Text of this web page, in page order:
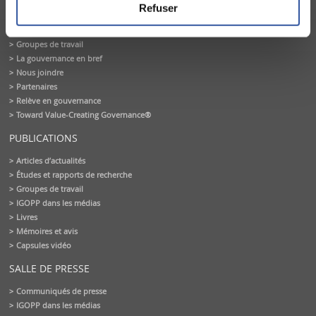
Refuser
Groupes de travail
La gouvernance en bref
Nous joindre
Partenaires
Relève en gouvernance
Toward Value-Creating Governance®
PUBLICATIONS
Articles d’actualités
Études et rapports de recherche
Groupes de travail
IGOPP dans les médias
Livres
Mémoires et avis
Capsules vidéo
SALLE DE PRESSE
Communiqués de presse
IGOPP dans les médias